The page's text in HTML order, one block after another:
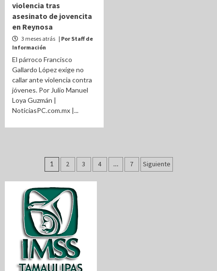
violencia tras
asesinato de jovencita
en Reynosa
3 meses atrás | Por Staff de
Información
El párroco Francisco
Gallardo López exige no
callar ante violencia contra
jóvenes. Por Julio Manuel
Loya Guzmán |
NoticiasPC.com.mx |...
Paginación
de
entradas
1 2 3 4 … 7 Siguiente